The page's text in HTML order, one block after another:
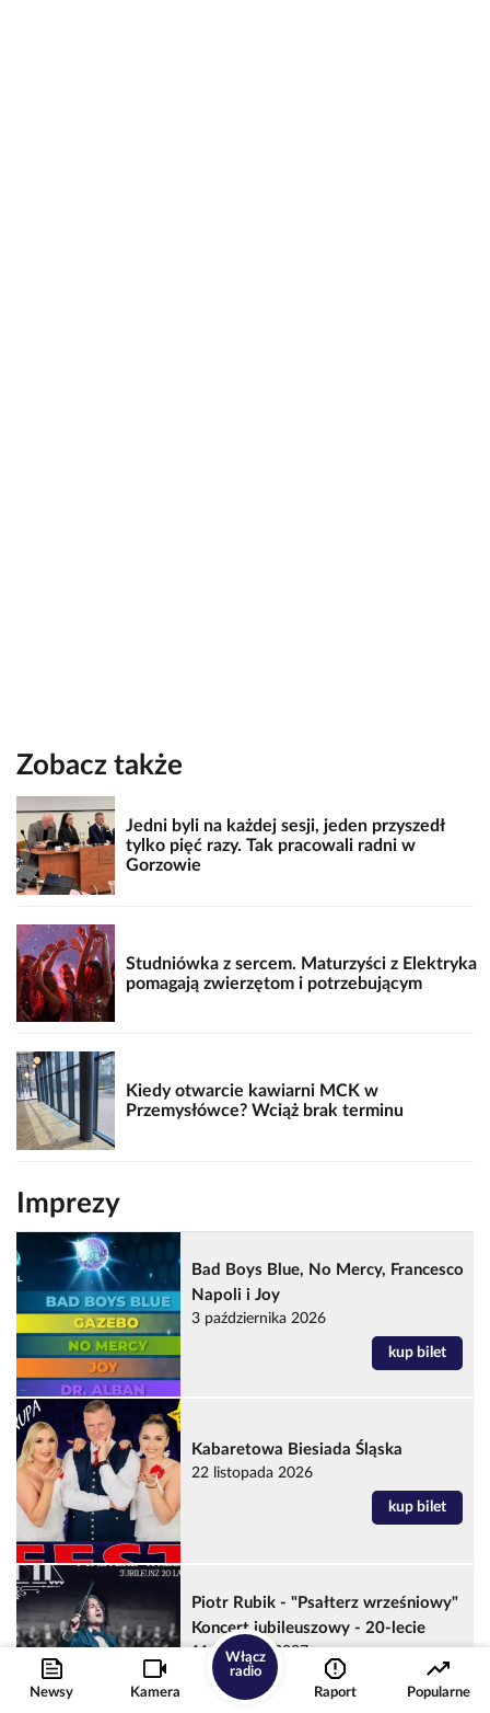
Zobacz także
Jedni byli na każdej sesji, jeden przyszedł
tylko pięć razy. Tak pracowali radni w
Gorzowie
Studniówka z sercem. Maturzyści z Elektryka
pomagają zwierzętom i potrzebującym
Kiedy otwarcie kawiarni MCK w
Przemysłówce? Wciąż brak terminu
Imprezy
Bad Boys Blue, No Mercy, Francesco
Napoli i Joy
3 października 2026
kup bilet
Kabaretowa Biesiada Śląska
22 listopada 2026
kup bilet
Piotr Rubik - "Psałterz wrześniowy"
Koncert jubileuszowy - 20-lecie
11 kwietnia 2027
kup bilet
Newsy Kamera
Włącz
radio
Raport
Popularne